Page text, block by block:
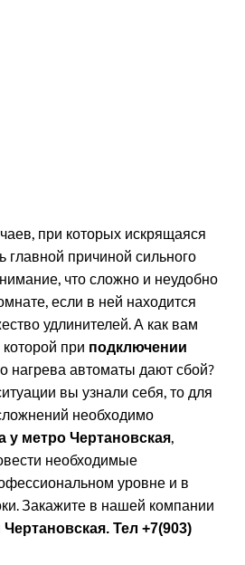
ЩЕЛКОВО
при которых искрящаяся
главной причиной сильного
что сложно и неудобно
если в ней находится
удлинителей. А как вам
при подключении
нагрева автоматы дают сбой?
вы узнали себя, то для
необходимо
у метро Чертановская,
необходимые
уровне и в
Закажите в нашей компании
Тел +7(903)